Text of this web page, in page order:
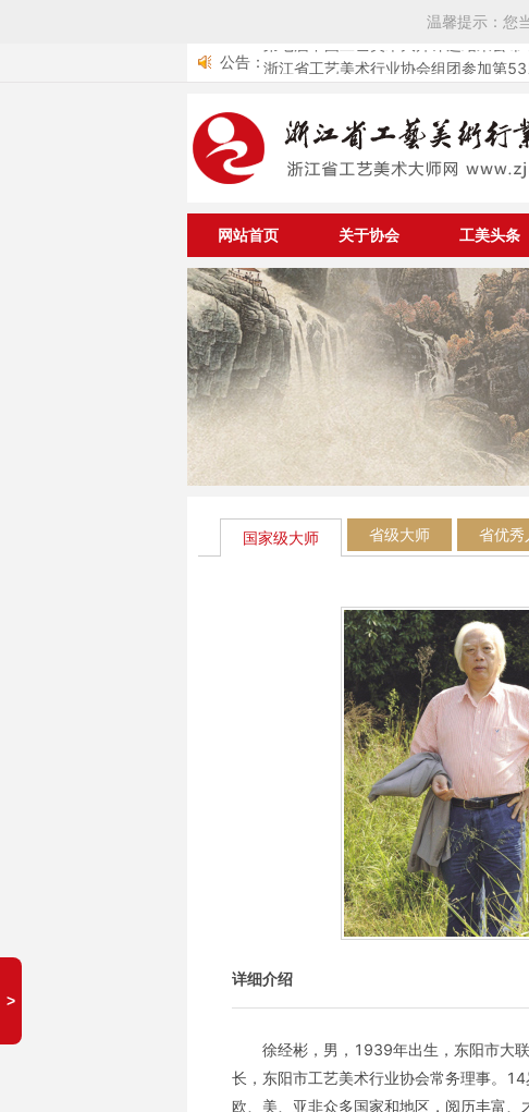
温馨提示：您
公告：浙江省工艺美术行业协会组团参加第53
艺品交易会
关于举办中华优秀传统文化传承发展工
与资助仪式的通知
术大师评选工作的通知》
关于《浙江省工艺美术行业协会章程》
的通知
第七届中国工艺美术大师评选结果公布 我省新增
10位中国工艺美术大师
网站首页 关于协会 工美头条
国家级大师 省级大师 省优秀
详细介绍
徐经彬，男，1939年出生，东阳市大
长，东阳市工艺美术行业协会常务理事。
欧、美、亚非众多国家和地区，阅历丰富